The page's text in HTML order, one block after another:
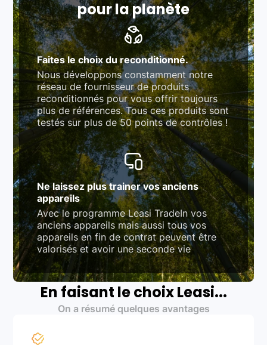
pour la planète
Faites le choix du reconditionné.
Nous développons constamment notre
réseau de fournisseur de produits
reconditionnés pour vous offrir toujours
plus de références. Tous ces produits sont
testés sur plus de 50 points de contrôles !
Ne laissez plus trainer vos anciens
appareils
Avec le programme Leasi TradeIn vos
anciens appareils mais aussi tous vos
appareils en fin de contrat peuvent être
valorisés et avoir une seconde vie
En faisant le choix Leasi...
On a résumé quelques avantages